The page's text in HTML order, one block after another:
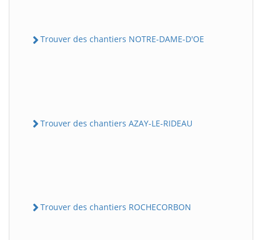
Trouver des chantiers NOTRE-DAME-D'OE
Trouver des chantiers AZAY-LE-RIDEAU
Trouver des chantiers ROCHECORBON